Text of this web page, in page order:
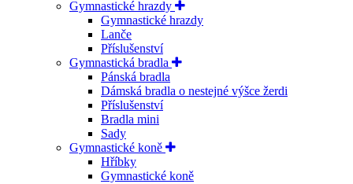
Gymnastické hrazdy
Gymnastické hrazdy
Lanče
Příslušenství
Gymnastická bradla
Pánská bradla
Dámská bradla o nestejné výšce žerdi
Příslušenství
Bradla mini
Sady
Gymnastické koně
Hříbky
Gymnastické koně